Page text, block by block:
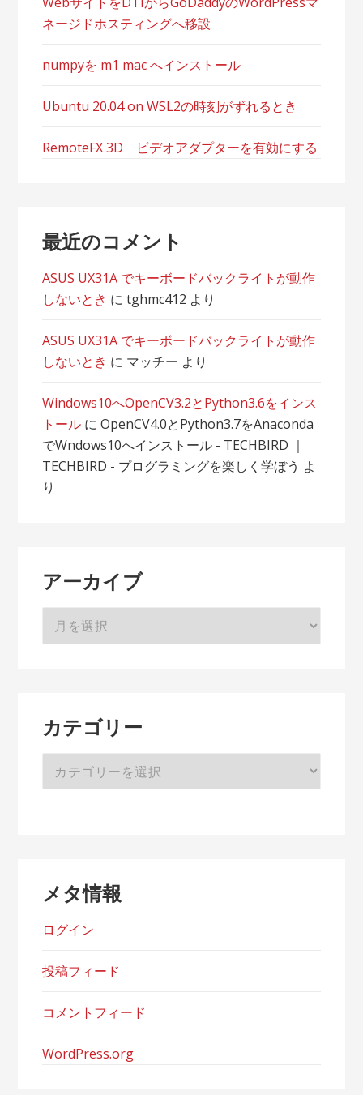
ネージドホスティングへ移設
numpyを m1 mac へインストール
Ubuntu 20.04 on WSL2の時刻がずれるとき
RemoteFX 3D ビデオアダプターを有効にする
最近のコメント
ASUS UX31A でキーボードバックライトが動作
しないとき にtghmc412 より
ASUS UX31A でキーボードバックライトが動作
しないとき に マッチー より
Windows10へOpenCV3.2とPython3.6をインス
トール にOpenCV4.0とPython3.7をAnaconda
でWndows10へインストール - TECHBIRD ｜
TECHBIRD - プログラミングを楽しく学ぼう よ
り
アーカイブ
カテゴリー
メタ情報
ログイン
投稿フィード
コメントフィード
WordPress.org